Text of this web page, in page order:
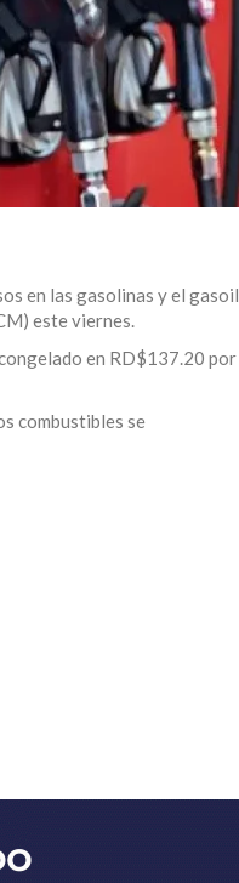
en las gasolinas y el gasoil
este viernes.
en RD$137.20 por
combustibles se